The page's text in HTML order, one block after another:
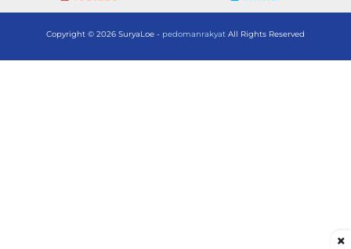
Copyright © 2026 SuryaLoe - pedomanrakyat All Rights Reserved
×